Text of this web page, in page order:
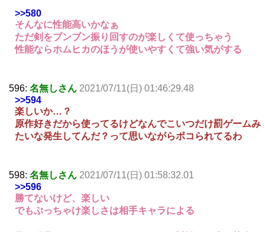
>>580
そんなに性能高いかなぁ
ただ剣をブンブン振り回すのが楽しくて使っちゃう
性能ならホムヒカのほうが使いやすくて強い気がする
596: 名無しさん 2021/07/11(日) 01:46:29.48
>>594
楽しいか…？
原作好きだから使ってるけどなんでこいつだけ罰ゲームみ
たいな発生してんだ？って思いながらボコられてるわ
598: 名無しさん 2021/07/11(日) 01:58:32.01
>>596
勝てないけど、楽しい
でもぶっちゃけ楽しさは相手キャラによる